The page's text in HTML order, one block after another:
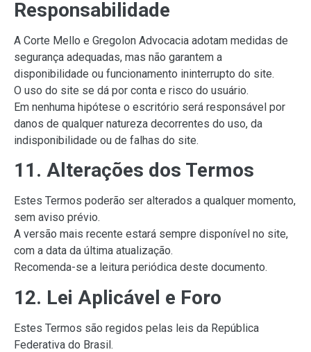
Responsabilidade
A Corte Mello e Gregolon Advocacia adotam medidas de
segurança adequadas, mas não garantem a
disponibilidade ou funcionamento ininterrupto do site.
O uso do site se dá por conta e risco do usuário.
Em nenhuma hipótese o escritório será responsável por
danos de qualquer natureza decorrentes do uso, da
indisponibilidade ou de falhas do site.
11. Alterações dos Termos
Estes Termos poderão ser alterados a qualquer momento,
sem aviso prévio.
A versão mais recente estará sempre disponível no site,
com a data da última atualização.
Recomenda-se a leitura periódica deste documento.
12. Lei Aplicável e Foro
Estes Termos são regidos pelas leis da República
Federativa do Brasil.